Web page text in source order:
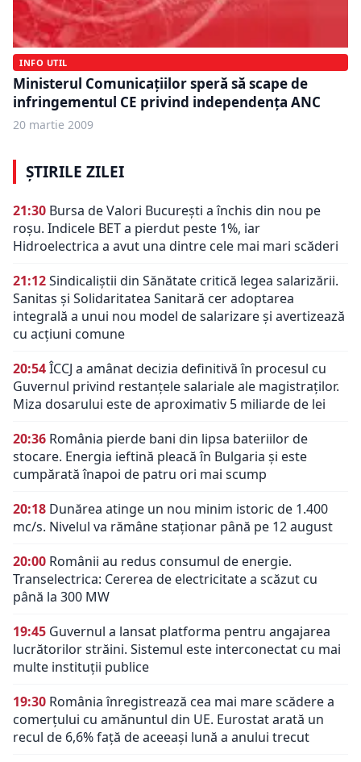
INFO UTIL
Ministerul Comunicaţiilor speră să scape de
infringementul CE privind independenţa ANC
20 martie 2009
ȘTIRILE ZILEI
21:30 Bursa de Valori București a închis din nou pe
roșu. Indicele BET a pierdut peste 1%, iar
Hidroelectrica a avut una dintre cele mai mari scăderi
21:12Sindicaliștii din Sănătate critică legea salarizării.
Sanitas și Solidaritatea Sanitară cer adoptarea
integrală a unui nou model de salarizare și avertizează
cu acțiuni comune
20:54ÎCCJ a amânat decizia definitivă în procesul cu
Guvernul privind restanțele salariale ale magistraților.
Miza dosarului este de aproximativ 5 miliarde de lei
20:36 România pierde bani din lipsa bateriilor de
stocare. Energia ieftină pleacă în Bulgaria și este
cumpărată înapoi de patru ori mai scump
20:18 Dunărea atinge un nou minim istoric de 1.400
mc/s. Nivelul va rămâne staționar până pe 12 august
20:00 Românii au redus consumul de energie.
Transelectrica: Cererea de electricitate a scăzut cu
până la 300 MW
19:45 Guvernul a lansat platforma pentru angajarea
lucrătorilor străini. Sistemul este interconectat cu mai
multe instituții publice
19:30 România înregistrează cea mai mare scădere a
comerțului cu amănuntul din UE. Eurostat arată un
recul de 6,6% față de aceeași lună a anului trecut